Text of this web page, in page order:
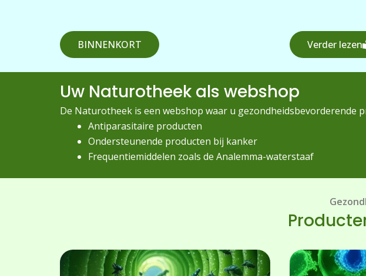
BINNENKORT Verder lezen
Uw Naturotheek als webshop
De Naturotheek is een webshop waar u gezondheidsbevorderende
Antiparasitaire producten
Ondersteunende producten bij kanker
Frequentiemiddelen zoals de Analemma-waterstaaf